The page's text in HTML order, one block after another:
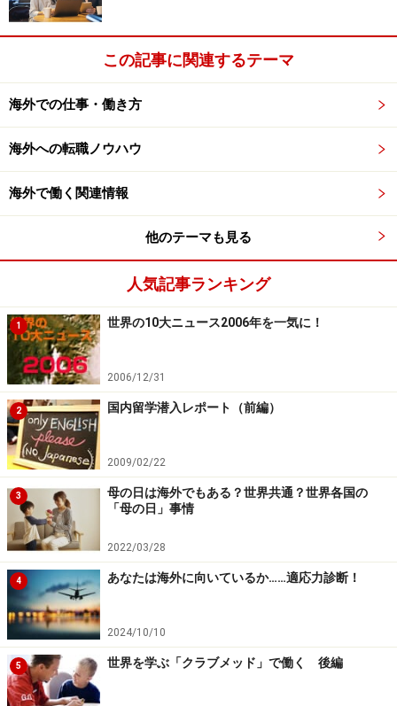
この記事に関連するテーマ
海外での仕事・働き方
海外への転職ノウハウ
海外で働く関連情報
他のテーマも見る
人気記事ランキング
1 世界の10大ニュース2006年を一気に！
2006/12/31
2 国内留学潜入レポート（前編）
2009/02/22
3
母の日は海外でもある？世界共通？世界各国の
「母の日」事情
2022/03/28
4 あなたは海外に向いているか……適応力診断！
2024/10/10
5 世界を学ぶ「クラブメッド」で働く 後編